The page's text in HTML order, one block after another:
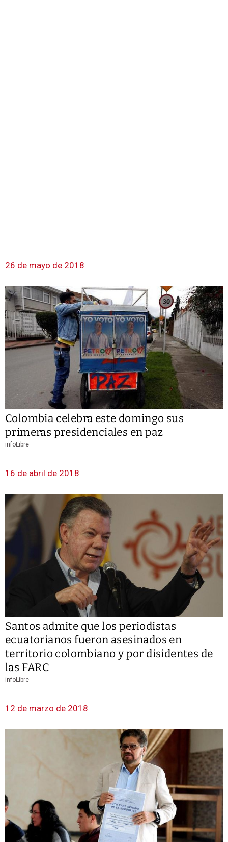
26 de mayo de 2018
Colombia celebra este domingo sus
primeras presidenciales en paz
infoLibre
16 de abril de 2018
Santos admite que los periodistas
ecuatorianos fueron asesinados en
territorio colombiano y por disidentes de
las FARC
infoLibre
12 de marzo de 2018